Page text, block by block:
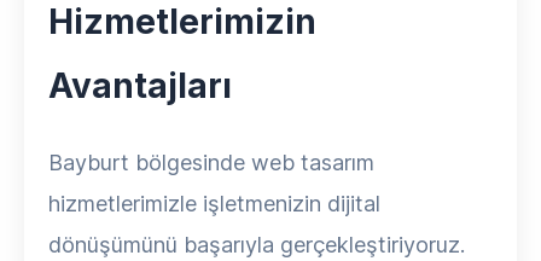
Hizmetlerimizin
Avantajları
Bayburt bölgesinde web tasarım
hizmetlerimizle işletmenizin dijital
dönüşümünü başarıyla gerçekleştiriyoruz.